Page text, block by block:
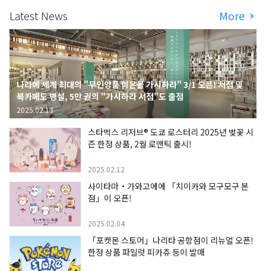
Latest News More
나라에 세계 최대의 "무인양품 이온몰 가시하라" 3/1 오픈! 서점 및
북카페도 병설, 5만 권의 "가시하라 서점"도 출점
2025.02.13
스타벅스 리저브® 도쿄 로스터리 2025년 벚꽃 시
즌 한정 상품, 2월 로맨틱 출시!
2025.02.12
사이타마・가와고에에 「치이카와 모구모구 본
점」이 오픈!
2025.02.04
「포켓몬 스토어」나리타 공항점이 리뉴얼 오픈!
한정 상품 파일럿 피카츄 등이 발매